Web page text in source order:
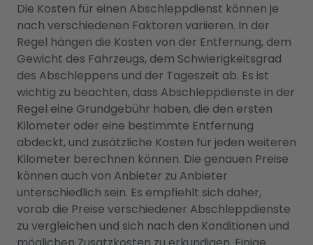
Die Kosten für einen Abschleppdienst können je
nach verschiedenen Faktoren variieren. In der
Regel hängen die Kosten von der Entfernung, dem
Gewicht des Fahrzeugs, dem Schwierigkeitsgrad
des Abschleppens und der Tageszeit ab. Es ist
wichtig zu beachten, dass Abschleppdienste in der
Regel eine Grundgebühr haben, die den ersten
Kilometer oder eine bestimmte Entfernung
abdeckt, und zusätzliche Kosten für jeden weiteren
Kilometer berechnen können. Die genauen Preise
können auch von Anbieter zu Anbieter
unterschiedlich sein. Es empfiehlt sich daher,
vorab die Preise verschiedener Abschleppdienste
zu vergleichen und sich nach den Konditionen und